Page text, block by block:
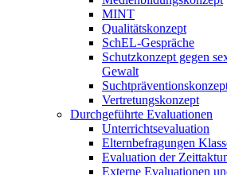
MINT
Qualitätskonzept
SchEL-Gespräche
Schutzkonzept gegen
Gewalt
Vertretungskonzept
Durchgeführte Evaluationen
Unterrichtsevaluation
Elternbefragungen
Evaluation der
Externe Evaluationen